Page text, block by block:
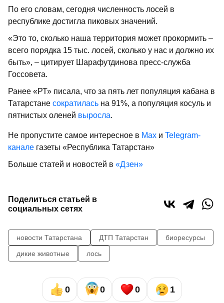
По его словам, сегодня численность лосей в
республике достигла пиковых значений.
«Это то, сколько наша территория может прокормить –
всего порядка 15 тыс. лосей, сколько у нас и должно их
быть», – цитирует Шарафутдинова пресс-служба
Госсовета.
Ранее «РТ» писала, что за пять лет популяция кабана в
Татарстане сократилась на 91%, а популяция косуль и
пятнистых оленей выросла.
Не пропустите самое интересное в Max и Telegram-
канале газеты «Республика Татарстан»
Больше статей и новостей в «Дзен»
Поделиться статьей в
социальных сетях
новости Татарстана ДТП Татарстан
биоресурсы
дикие животные
лось
0 0 0 1